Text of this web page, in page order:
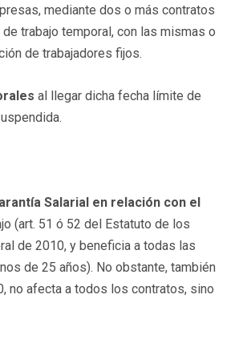
mediante dos o más contratos
trabajo temporal, con las mismas o
de trabajadores fijos.
al llegar dicha fecha límite de
Salarial en relación con el
(art. 51 ó 52 del Estatuto de los
de 2010, y beneficia a todas las
de 25 años). No obstante, también
no afecta a todos los contratos, sino